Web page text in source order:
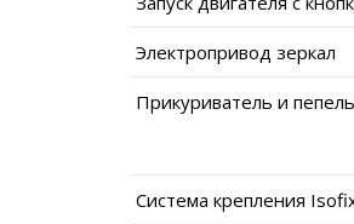
Электропривод зеркал
Прикуриватель и
Система крепления